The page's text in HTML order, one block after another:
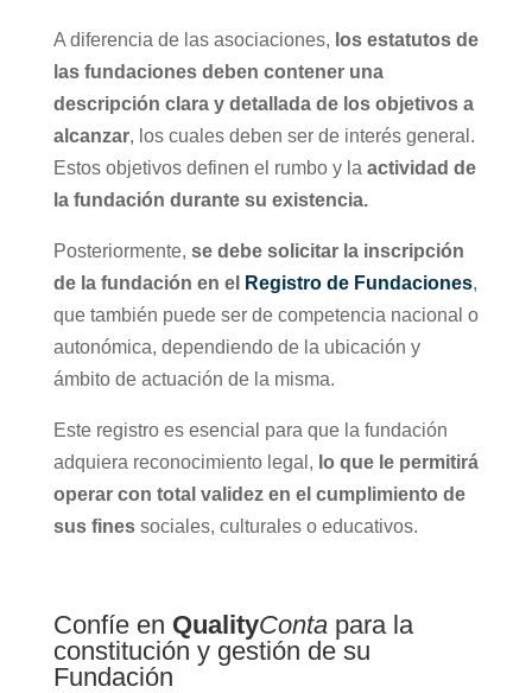
A diferencia de las asociaciones, los estatutos de
las fundaciones deben contener una
descripción clara y detallada de los objetivos a
alcanzar, los cuales deben ser de interés general.
Estos objetivos definen el rumbo y la actividad de
la fundación durante su existencia.
Posteriormente, se debe solicitar la inscripción
de la fundación en el
Registro de Fundaciones,
que también puede ser de competencia nacional o
autonómica, dependiendo de la ubicación y
ámbito de actuación de la misma.
Este registro es esencial para que la fundación
adquiera reconocimiento legal, lo que le permitirá
operar con total validez en el cumplimiento de
sus finessociales, culturales o educativos.
Confíe en QualityContapara la
constitución y gestión de su
Fundación